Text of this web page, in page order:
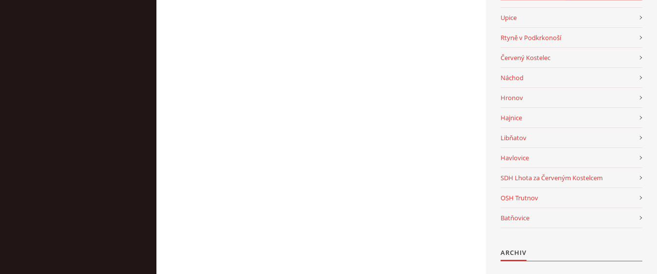
Upice
Rtyně v Podkrkonoší
Červený Kostelec
Náchod
Hronov
Hajnice
Libňatov
Havlovice
SDH Lhota za Červeným Kostelcem
OSH Trutnov
Batňovice
ARCHIV